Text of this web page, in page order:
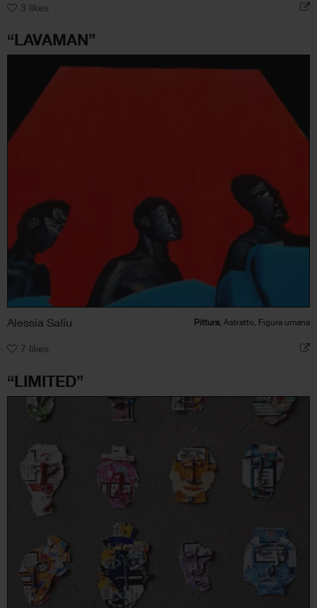
3 likes
“LAVAMAN”
Alessia Saliu Pittura , Astratto, Figura umana
7 likes
“LIMITED”